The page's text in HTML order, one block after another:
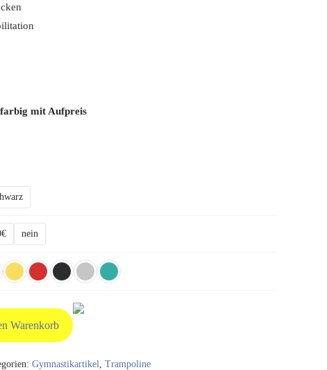
mit Aufpreis
nein
Warenkorb
Gymnastikartikel, Trampoline